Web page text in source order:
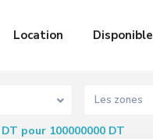
Location Disponible
Les zones
DT pour 100000000 DT